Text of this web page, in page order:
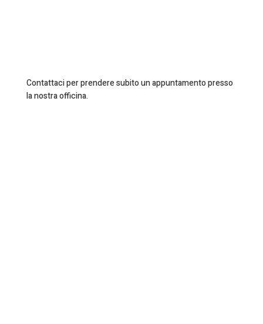
Contattaci per prendere subito un appuntamento presso
la nostra officina.